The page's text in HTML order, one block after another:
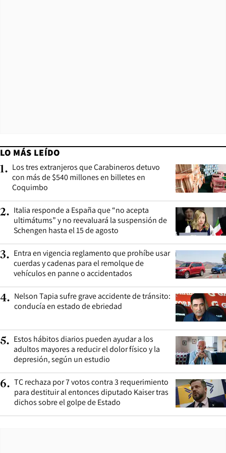
LO MÁS LEÍDO
1. Los tres extranjeros que Carabineros detuvo
con más de $540 millones en billetes en
Coquimbo
2. Italia responde a España que “no acepta
ultimátums” y no reevaluará la suspensión de
Schengen hasta el 15 de agosto
3. Entra en vigencia reglamento que prohíbe usar
cuerdas y cadenas para el remolque de
vehículos en panne o accidentados
4. Nelson Tapia sufre grave accidente de tránsito:
conducía en estado de ebriedad
5. Estos hábitos diarios pueden ayudar a los
adultos mayores a reducir el dolor físico y la
depresión, según un estudio
6. TC rechaza por 7 votos contra 3 requerimiento
para destituir al entonces diputado Kaiser tras
dichos sobre el golpe de Estado